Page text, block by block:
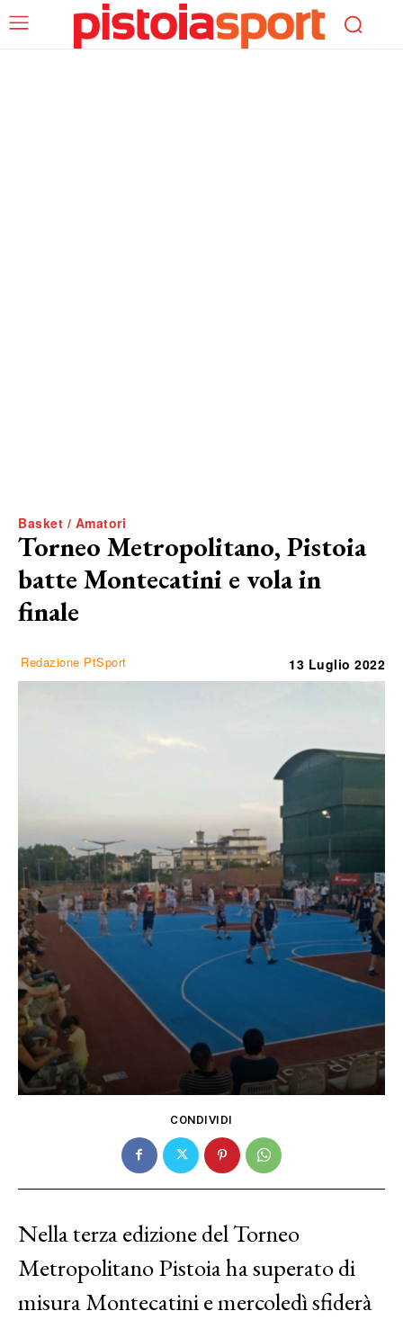
Basket / Amatori
Torneo Metropolitano, Pistoia
batte Montecatini e vola in
finale
Redazione PtSport 13 Luglio 2022
CONDIVIDI
Nella terza edizione del Torneo
Metropolitano Pistoia ha superato di
misura Montecatini e mercoledì sfiderà